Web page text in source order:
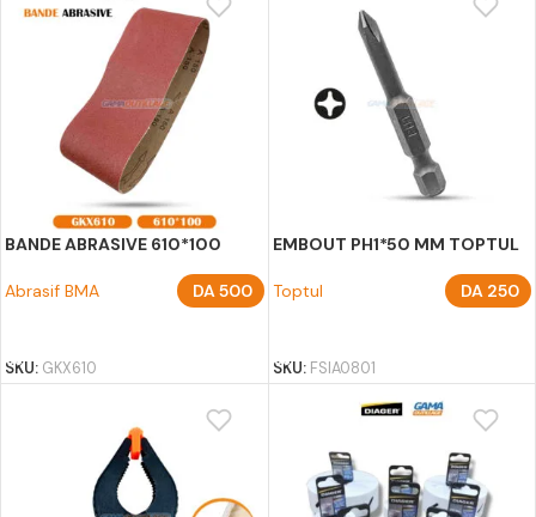
BANDE ABRASIVE 610*100
Abrasif BMA DA500
SKU: GKX610
EMBOUT PH1*50 MM TOPTUL
Toptul DA 250
SKU: FSIA0801